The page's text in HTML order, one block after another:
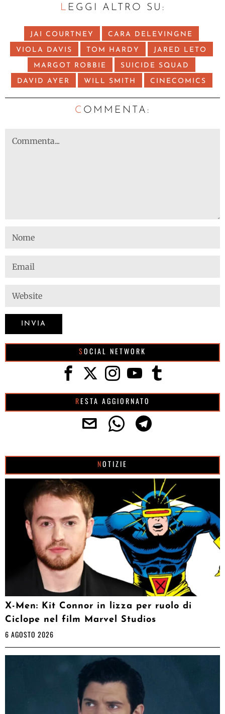
LEGGI ALTRO SU:
JAI COURTNEY CARA DELEVINGNE
VIOLA DAVIS TOM HARDY JARED LETO
MARGOT ROBBIE SUICIDE SQUAD
DAVID AYER WILL SMITH CINECOMICS
C OMMENTA:
SOCIAL NETWORK
RESTA AGGIORNATO
NOTIZIE
X-Men: Kit Connor in lizza per ruolo di
Ciclope nel film Marvel Studios
6 AGOSTO 2026